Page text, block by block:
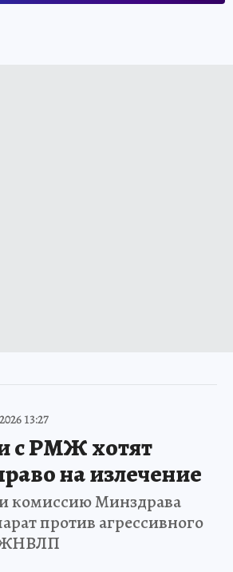
13:27
с РМЖ хотят
на излечение
комиссию Минздрава
против агрессивного
ЖНВЛП